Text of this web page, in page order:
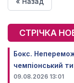
СТРІЧКА
Бокс.
чемпіонський
09.08.2026 13:01